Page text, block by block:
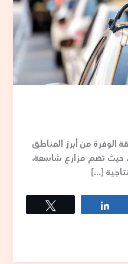
الوفرة من أبرز المناطق
حيث تضم مزارع شاسعة،
[…]